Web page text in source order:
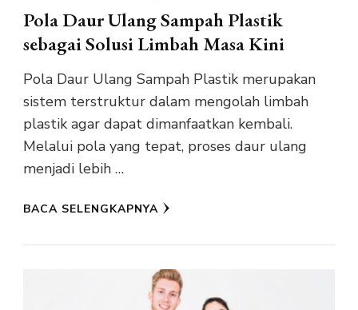
Pola Daur Ulang Sampah Plastik
sebagai Solusi Limbah Masa Kini
Pola Daur Ulang Sampah Plastik merupakan
sistem terstruktur dalam mengolah limbah
plastik agar dapat dimanfaatkan kembali.
Melalui pola yang tepat, proses daur ulang
menjadi lebih …
BACA SELENGKAPNYA